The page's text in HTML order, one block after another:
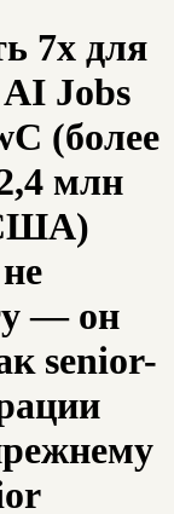
7x для
Jobs
(более
млн
— он
senior-